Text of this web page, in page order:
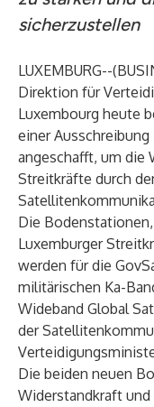
sicherzustellen
LUXEMBURG--(
Direktion für
Luxembourg heute
einer
angeschafft, um die
Streitkräfte durch
Die
Luxemburger
werden für die
militärischen Ka-
Wideband Global
der
Die beiden neuen
Widerstandkraft und